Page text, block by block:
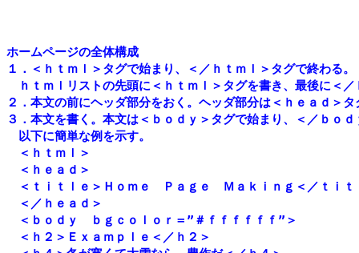
ホームページの全体構成
１．＜ｈｔｍｌ＞タグで始まり、＜／ｈｔｍｌ＞タグで終わる。
ｈｔｍｌリストの先頭に＜ｈｔｍｌ＞タグを書き、最後に＜
２．本文の前にヘッダ部分をおく。ヘッダ部分は＜ｈｅａｄ＞
３．本文を書く。本文は＜ｂｏｄｙ＞タグで始まり、＜／ｂｏ
以下に簡単な例を示す。
＜ｈｔｍｌ＞
＜ｈｅａｄ＞
＜ｔｉｔｌｅ＞Ｈｏｍｅ　Ｐａｇｅ　Ｍａｋｉｎｇ＜／ｔｉｔ
＜／ｈｅａｄ＞
＜ｂｏｄｙ　ｂｇｃｏｌｏｒ＝”＃ｆｆｆｆｆｆ”＞
＜ｈ２＞Ｅｘａｍｐｌｅ＜／ｈ２＞